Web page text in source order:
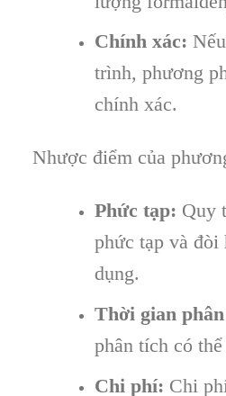
Chính xác:
trình, phương
chính xác.
Nhược điểm của
Phức tạp: Quy
phức tạp và
dụng.
Thời gian
phân tích có
Chi phí: Chi